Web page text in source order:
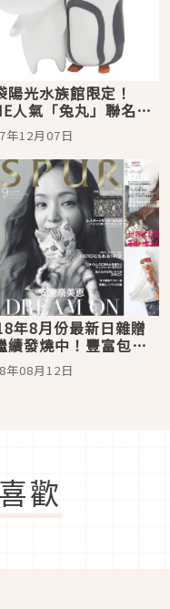
陽光水族館限定！
人氣「兔丸」聯名扭
賣！
年12月07日
年8月份最新日雜贈
續發燒中！豐富包款
妝一次帶回家
年08月12日
歡